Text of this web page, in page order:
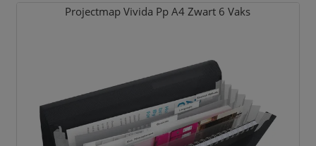
Projectmap Vivida Pp A4 Zwart 6 Vaks